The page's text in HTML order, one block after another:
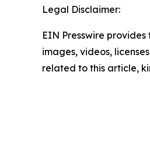
Legal Disclaimer:
EIN Presswire
images, videos,
related to this article,